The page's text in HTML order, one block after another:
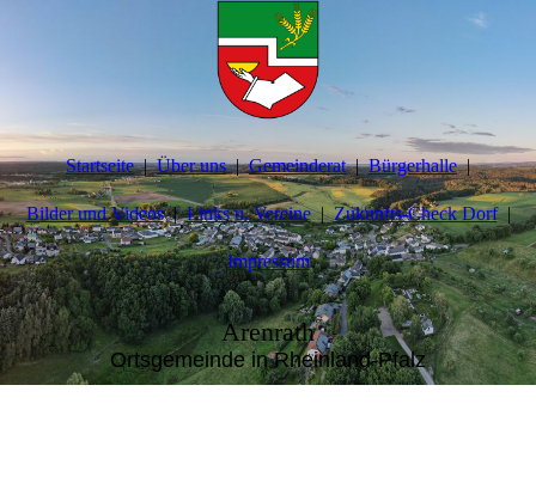
Startseite Über uns Gemeinderat Bürgerhalle
Bilder und Videos Links u. Vereine Zukunfts-Check Dorf
Impressum
Arenrath
Ortsgemeinde in Rheinland-Pfalz